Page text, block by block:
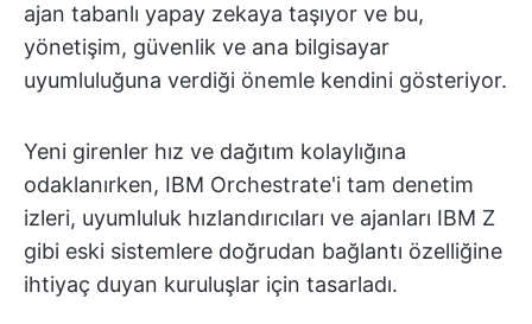
ajan tabanlı yapay zekaya taşıyor ve bu,
yönetişim, güvenlik ve ana bilgisayar
uyumluluğuna verdiği önemle kendini gösteriyor.
Yeni girenler hız ve dağıtım kolaylığına
odaklanırken, IBM Orchestrate'i tam denetim
izleri, uyumluluk hızlandırıcıları ve ajanları IBM Z
gibi eski sistemlere doğrudan bağlantı özelliğine
ihtiyaç duyan kuruluşlar için tasarladı.